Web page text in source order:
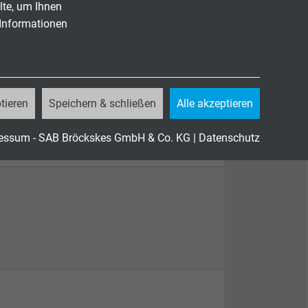
um Ihnen
Speichern & schließen Alle akzeptieren
- SAB Bröckskes GmbH & Co. KG | Datenschutz